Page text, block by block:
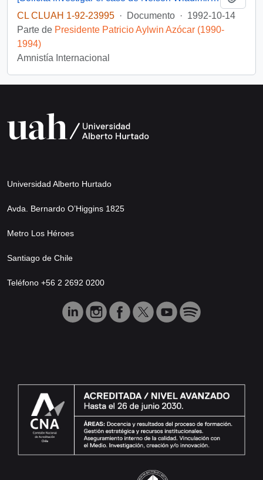
CL CLUAH 1-92-23995 · Documento · 1992-10-14
Parte de Presidente Patricio Aylwin Azócar (1990-
1994)
Amnistía Internacional
Universidad Alberto Hurtado
Avda. Bernardo O’Higgins 1825
Metro Los Héroes
Santiago de Chile
Teléfono +56 2 2692 0200